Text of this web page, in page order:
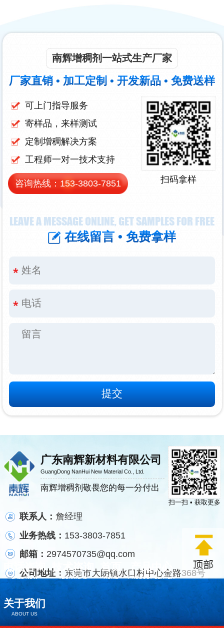
LEAVE A MESSAGE ONLINE, GET SAMPLES FOR FREE
在线留言 • 免费拿样
南辉增稠剂一站式生产厂家
厂家直销 • 加工定制 • 开发新品 • 免费送样
可上门指导服务
寄样品，来样测试
定制增稠解决方案
工程师一对一技术支持
咨询热线： 153-3803-7851 扫码拿样
广东南辉新材料有限公司
GuangDong NanHui New Material Co., Ltd.
南辉增稠剂敬畏您的每一分付出
扫一扫 • 获取更多
联系人：詹经理
业务热线： 153-3803-7851
邮箱： 2974570735@qq.com
公司地址： 东莞市大朗镇水口村中心金路368号
电话咨询
CALL NOW
技术咨询
TECHNICAL
首页
HOME
产品中心
PRODUCT CENTER
关于我们
ABOUT US